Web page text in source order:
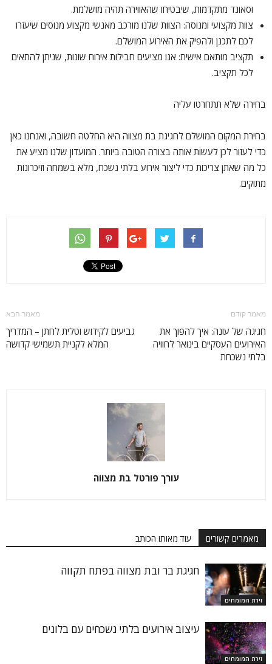
וסאונד מתקדמות, שיבטיחו שהאווירה תהיה מושלמת.
צוות מקצועי ומנוסה: הצוות שלנו מורכב מאנשי מקצוע מנוסים שיעזרו
לכם לתכנן ולהפיק את האירוע המושלם.
תקציב מותאם אישית: אנו מציעים חבילות אירוח שונות, שניתן להתאים
לכל תקציב.
בחירה שלא תתחרטו עליה
בחירת המקום המושלם לחגיגת בת מצווה היא החלטה חשובה, ואנחנו כאן
כדי לעזור לכן לעשות אותה בצורה הטובה ביותר. המועדון שלנו מציע את
כל מה שאתן צריכות כדי ליצור אירוע בלתי נשכח, מלא בשמחה וזיכרונות
מתוקים.
מאמר קודם
חגיגה של עונה: איך להפוך את
האירועים העסקיים בינואר לחוויה
בלתי נשכחת
מאמר הבא
גביעים לקידוש וטלית לחתן – המדריך
המלא לקניית תשמישי קדושה
עורך פורטל בת מצווה
מאמרים קשורים עוד מאותו הכותב
זירת המומחים
חגיגת בר ובת מצווה בפתח תקווה
זירת המומחים
עיצוב אירועים בלתי נשכחים עם בלונים